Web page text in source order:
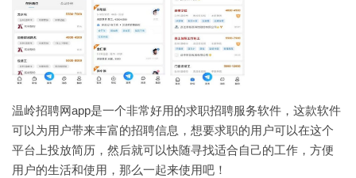
温岭招聘网app是一个非常好用的求职招聘服务软件，这款软件
可以为用户带来丰富的招聘信息，想要求职的用户可以在这个
平台上投放简历，然后就可以快随寻找适合自己的工作，方便
用户的生活和使用，那么一起来使用吧！